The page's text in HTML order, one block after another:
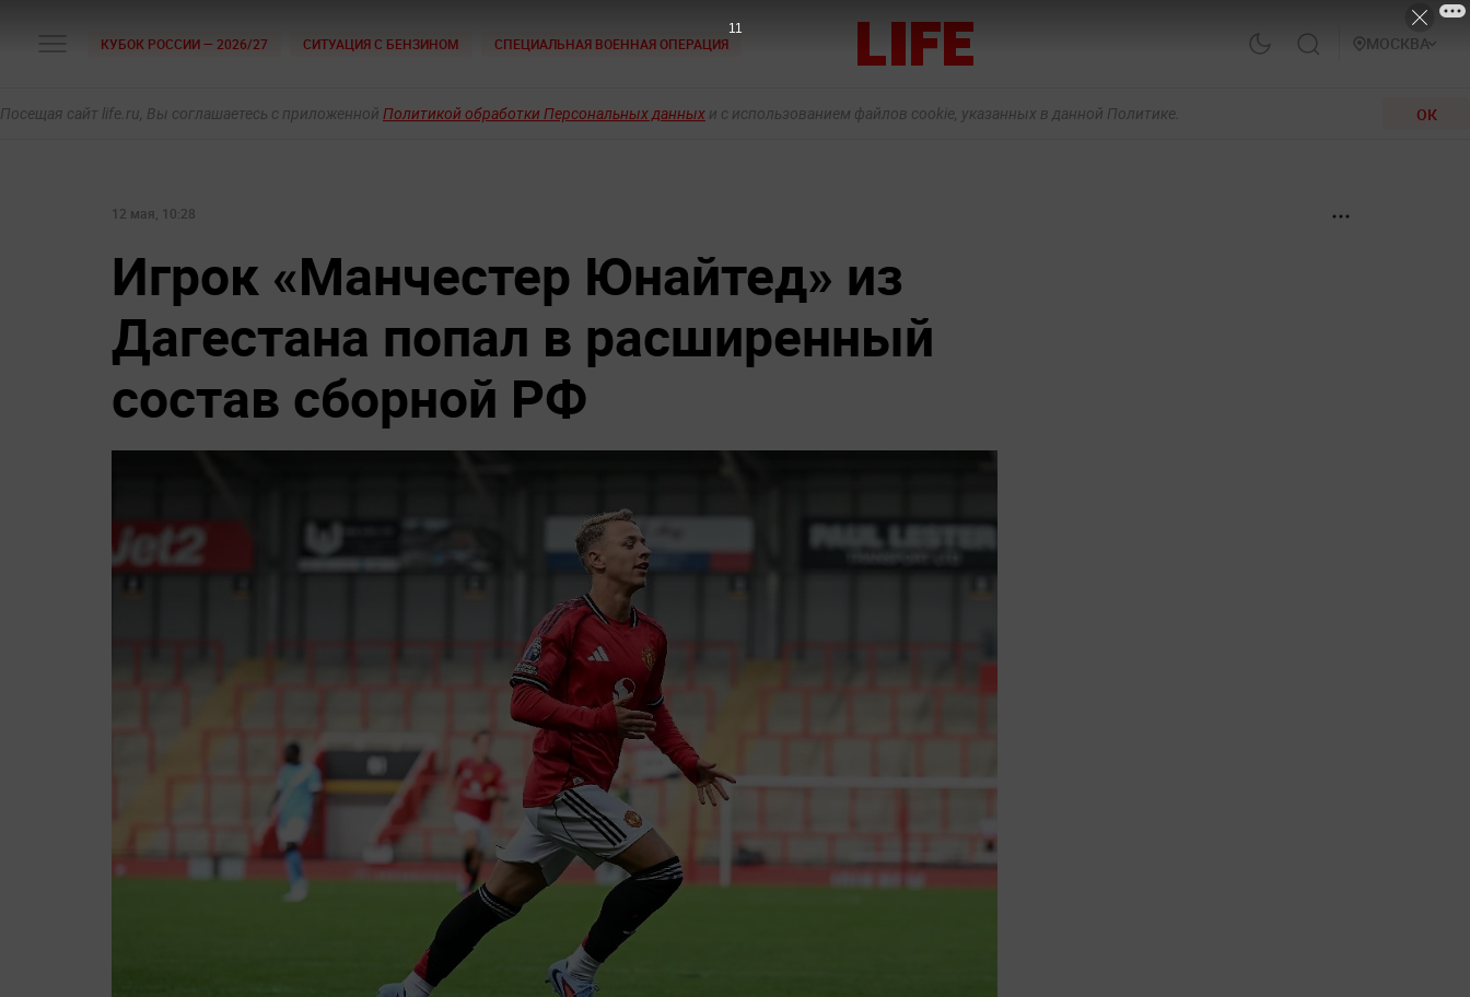
КУБОК РОССИИ — 2026/27 СИТУАЦИЯ С БЕНЗИНОМ СПЕЦИАЛЬНАЯ ВОЕННАЯ ОПЕРАЦИЯ МОСКВА
Посещая сайт life.ru, Вы соглашаетесь с приложенной Политикой обработки Персональных данных и с использованием файлов cookie, указанных в данной Политике. ОК
12 мая, 10:28
Игрок «Манчестер Юнайтед» из
Дагестана попал в расширенный
состав сборной РФ
10